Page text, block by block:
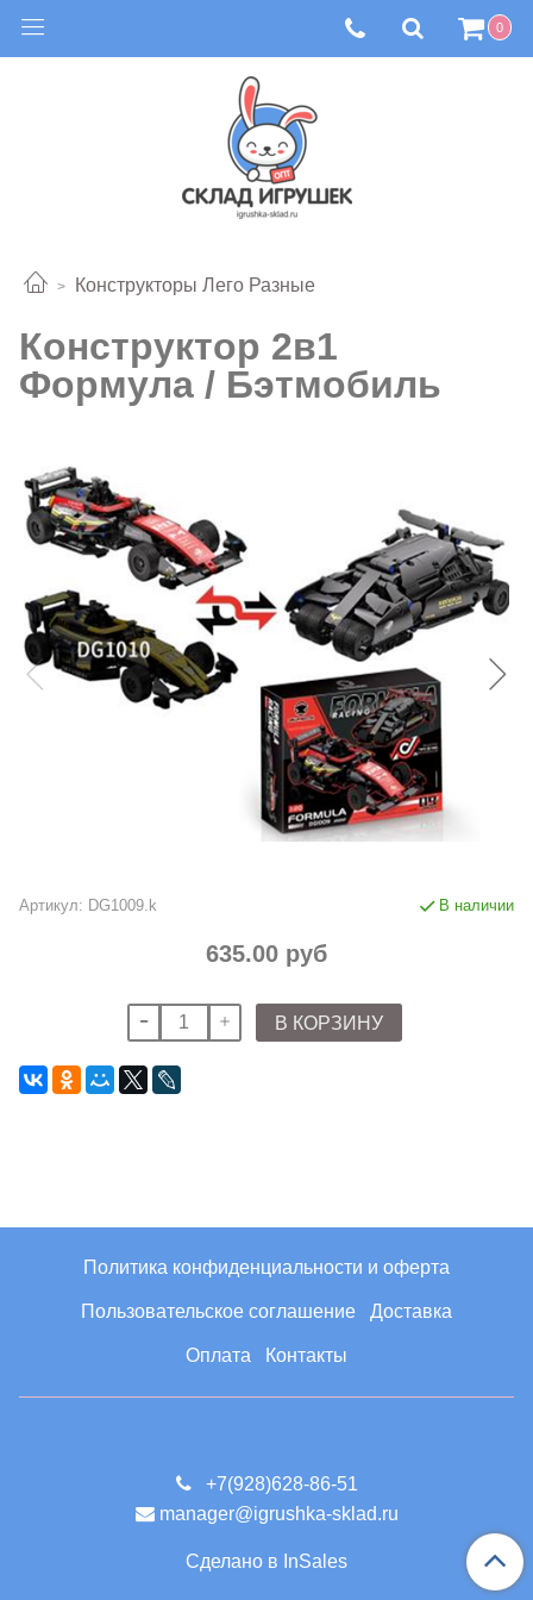
0
Конструкторы Лего Разные
Конструктор 2в1
Формула / Бэтмобиль
Артикул: DG1009.k В наличии
635.00 руб
В КОРЗИНУ
Политика конфиденциальности и оферта
Пользовательское соглашение Доставка
Оплата Контакты
+7(928)628-86-51
manager@igrushka-sklad.ru
Сделано в InSales